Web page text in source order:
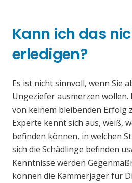
Kann ich das
erledigen?
Es ist nicht sinnvoll, wenn Sie
Ungeziefer ausmerzen wollen.
von keinem bleibenden Erfolg
Experte kennt sich aus, weiß,
befinden können, in welchen
sich die Schädlinge befinden
Kenntnisse werden
können die Kammerjäger für